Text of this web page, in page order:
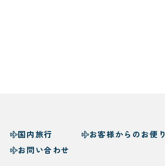
国内旅行 お客様からのお便り
お問い合わせ